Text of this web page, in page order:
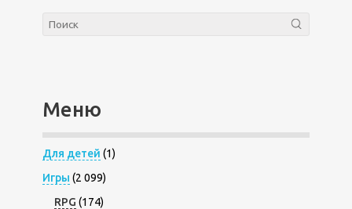
Меню
Для детей (1)
Игры (2 099)
RPG (174)